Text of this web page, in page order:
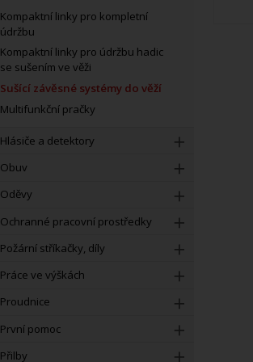
Kompaktní linky pro kompletní
údržbu
Kompaktní linky pro údržbu hadic
se sušením ve věži
Sušící závěsné systémy do věží
Multifunkční pračky
Hlásiče a detektory
Obuv
Oděvy
Ochranné pracovní prostředky
Požární stříkačky, díly
Práce ve výškách
Proudnice
První pomoc
Přilby